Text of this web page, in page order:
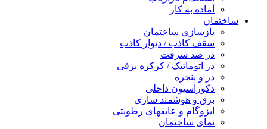
آماده به کار
ساختمان
بازسازی ساختمان
سقف کاذب / دیوار کاذب
در ضد سرقت
در اتوماتیک / کرکره برقی
در و پنجره
دکوراسیون داخلی
برق و هوشمند سازی
ایزوگام و عایقهای رطوبتی
نمای ساختمان